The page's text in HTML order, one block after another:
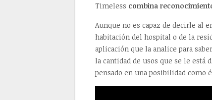
Timeless combina
Aunque no es capaz de decirle al
habitación del hospital o de la
aplicación que la analice para
la cantidad de usos que se le está
pensado en una posibilidad como